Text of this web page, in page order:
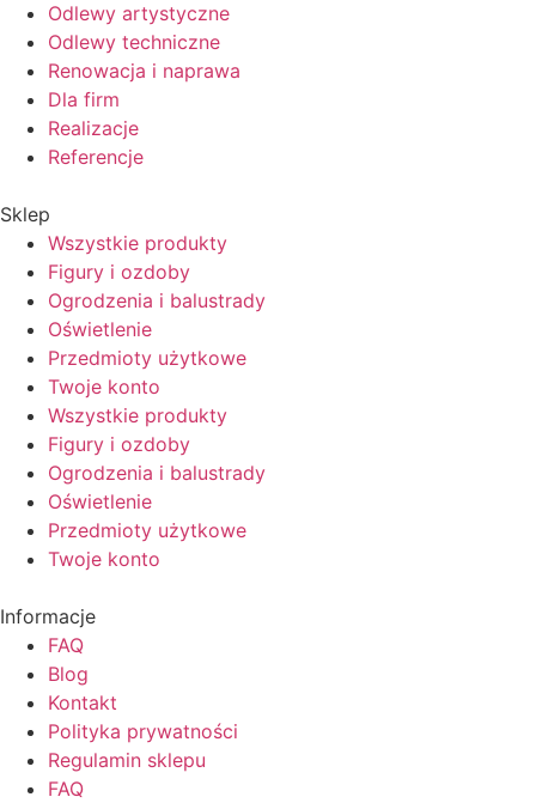
Odlewy artystyczne
Odlewy techniczne
Renowacja i naprawa
Dla firm
Realizacje
Referencje
Sklep
Wszystkie produkty
Figury i ozdoby
Ogrodzenia i balustrady
Oświetlenie
Przedmioty użytkowe
Twoje konto
Wszystkie produkty
Figury i ozdoby
Ogrodzenia i balustrady
Oświetlenie
Przedmioty użytkowe
Twoje konto
Informacje
FAQ
Blog
Kontakt
Polityka prywatności
Regulamin sklepu
FAQ